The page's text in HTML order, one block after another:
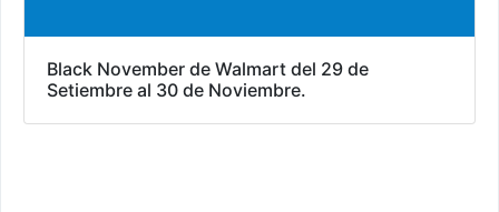
Black November de Walmart del 29 de
Setiembre al 30 de Noviembre.